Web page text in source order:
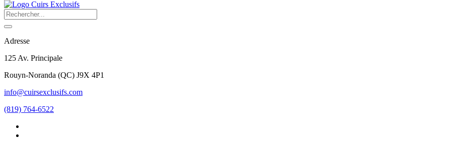
Adresse
125 Av. Principale
Rouyn-Noranda (QC) J9X 4P1
info@cuirsexclusifs.com
(819) 764-6522